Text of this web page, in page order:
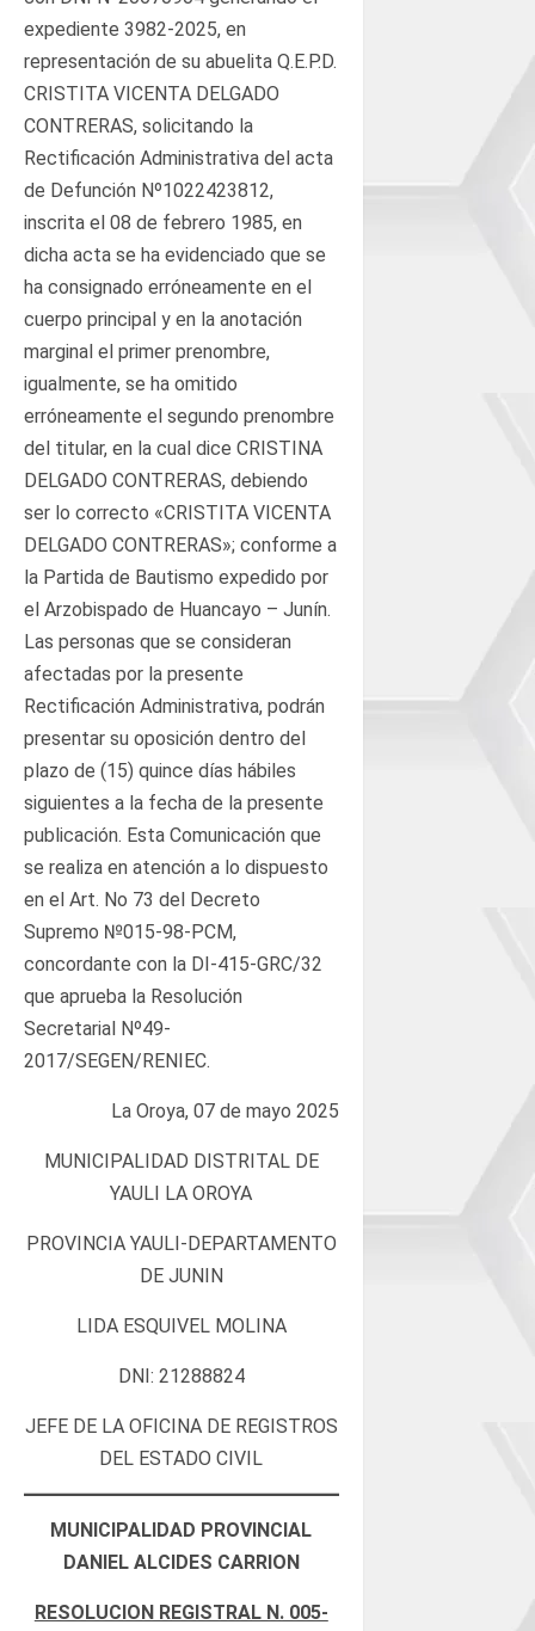
expediente 3982-2025, en
representación de su abuelita Q.E.P.D.
CRISTITA VICENTA DELGADO
CONTRERAS, solicitando la
Rectificación Administrativa del acta
de Defunción Nº1022423812,
inscrita el 08 de febrero 1985, en
dicha acta se ha evidenciado que se
ha consignado erróneamente en el
cuerpo principal y en la anotación
marginal el primer prenombre,
igualmente, se ha omitido
erróneamente el segundo prenombre
del titular, en la cual dice CRISTINA
DELGADO CONTRERAS, debiendo
ser lo correcto «CRISTITA VICENTA
DELGADO CONTRERAS»; conforme a
la Partida de Bautismo expedido por
el Arzobispado de Huancayo – Junín.
Las personas que se consideran
afectadas por la presente
Rectificación Administrativa, podrán
presentar su oposición dentro del
plazo de (15) quince días hábiles
siguientes a la fecha de la presente
publicación. Esta Comunicación que
se realiza en atención a lo dispuesto
en el Art. No 73 del Decreto
Supremo №015-98-PCM,
concordante con la DI-415-GRC/32
que aprueba la Resolución
Secretarial Nº49-
2017/SEGEN/RENIEC.
La Oroya, 07 de mayo 2025
MUNICIPALIDAD DISTRITAL DE
YAULI LA OROYA
PROVINCIA YAULI-DEPARTAMENTO
DE JUNIN
LIDA ESQUIVEL MOLINA
DNI: 21288824
JEFE DE LA OFICINA DE REGISTROS
DEL ESTADO CIVIL
MUNICIPALIDAD PROVINCIAL
DANIEL ALCIDES CARRION
RESOLUCION REGISTRAL N. 005-